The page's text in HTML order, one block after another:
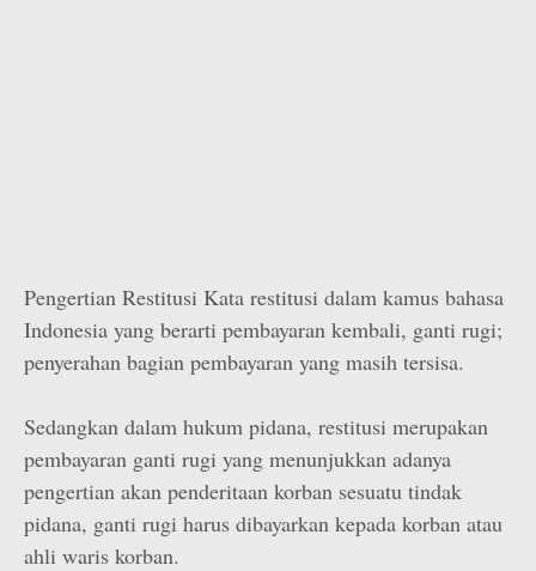
Pengertian Restitusi Kata restitusi dalam kamus bahasa
Indonesia yang berarti pembayaran kembali, ganti rugi;
penyerahan bagian pembayaran yang masih tersisa.
Sedangkan dalam hukum pidana, restitusi merupakan
pembayaran ganti rugi yang menunjukkan adanya
pengertian akan penderitaan korban sesuatu tindak
pidana, ganti rugi harus dibayarkan kepada korban atau
ahli waris korban.